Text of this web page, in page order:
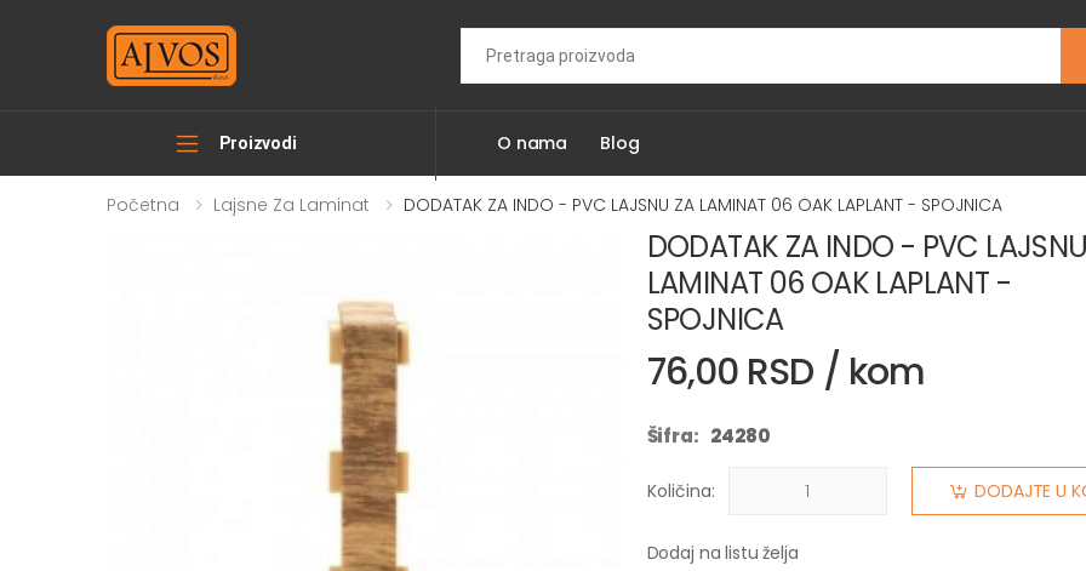
Proizvodi O nama Blog
Početna Lajsne Za Laminat DODATAK ZA INDO - PVC LAJSNU ZA LAMINAT 06 OAK LAPLANT - SPOJNICA
DODATAK ZA INDO - PVC
LAMINAT 06 OAK LAPLANT -
SPOJNICA
76,00 RSD / kom
Šifra: 24280
Količina: DODAJTE U
Dodaj na listu želja